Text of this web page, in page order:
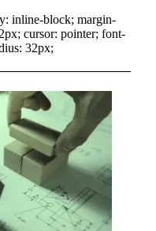
inline-block; margin-
cursor: pointer; font-
32px;